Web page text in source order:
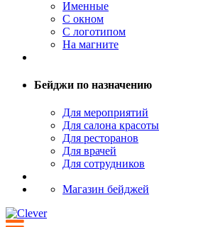
Именные
С окном
С логотипом
На магните
Бейджи по назначению
Для мероприятий
Для салона красоты
Для ресторанов
Для врачей
Для сотрудников
Магазин бейджей